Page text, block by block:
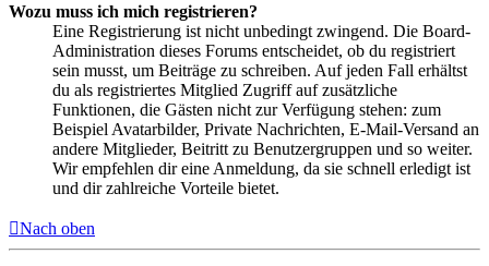
Wozu muss ich mich registrieren?
Eine Registrierung ist nicht unbedingt zwingend. Die Board-
Administration dieses Forums entscheidet, ob du registriert
sein musst, um Beiträge zu schreiben. Auf jeden Fall erhältst
du als registriertes Mitglied Zugriff auf zusätzliche
Funktionen, die Gästen nicht zur Verfügung stehen: zum
Beispiel Avatarbilder, Private Nachrichten, E-Mail-Versand an
andere Mitglieder, Beitritt zu Benutzergruppen und so weiter.
Wir empfehlen dir eine Anmeldung, da sie schnell erledigt ist
und dir zahlreiche Vorteile bietet.
Nach oben